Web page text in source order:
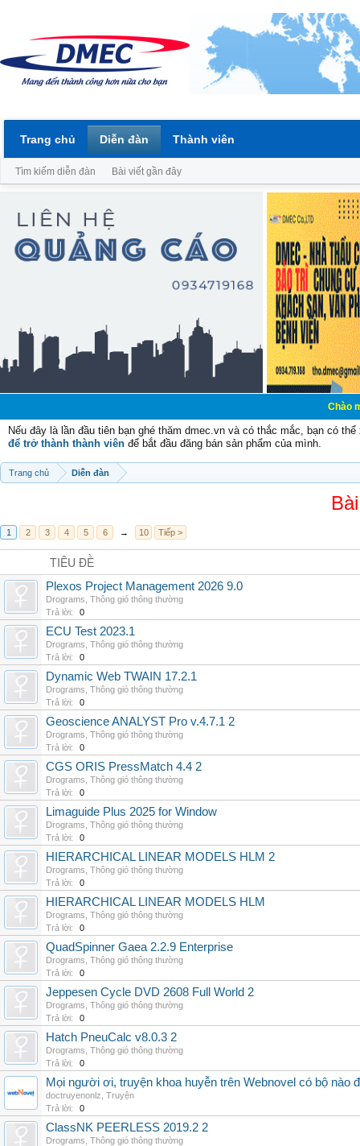
Chào mừng các
Nếu đây là lần đầu tiên bạn ghé thăm dmec.vn và có thắc mắc, bạn có
để trở thành thành viên để bắt đầu đăng bán sản phẩm của mình.
Trang chủ Diễn đàn
1 2 3 4 5 6 → 10 Tiếp >
TIÊU ĐỀ
Plexos Project Management 2026 9.0
Drograms Thông gió thông thường
Trả lời:
0
ECU Test 2023.1
Drograms Thông gió thông thường
Trả lời:
0
Dynamic Web TWAIN 17.2.1
Drograms Thông gió thông thường
Trả lời:
0
Geoscience ANALYST Pro v.4.7.1 2
Drograms Thông gió thông thường
Trả lời:
0
CGS ORIS PressMatch 4.4 2
Drograms Thông gió thông thường
Trả lời:
0
Limaguide Plus 2025 for Window
Drograms Thông gió thông thường
Trả lời:
0
HIERARCHICAL LINEAR MODELS HLM 2
Drograms Thông gió thông thường
Trả lời:
0
HIERARCHICAL LINEAR MODELS HLM
Drograms Thông gió thông thường
Trả lời:
0
QuadSpinner Gaea 2.2.9 Enterprise
Drograms Thông gió thông thường
Trả lời:
0
Jeppesen Cycle DVD 2608 Full World 2
Drograms Thông gió thông thường
Trả lời:
0
Hatch PneuCalc v8.0.3 2
Drograms Thông gió thông thường
Trả lời:
0
Mọi người ơi, truyện khoa huyễn trên Webnovel có bộ nào
doctruyenonlz Truyện
Trả lời:
0
ClassNK PEERLESS 2019.2 2
Drograms Thông gió thông thường
Trang chủ Diễn đàn
Tìm kiếm diễn đàn Bài viết gần đây
Thành viên